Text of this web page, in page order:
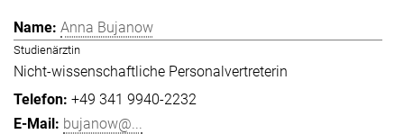
Anna Bujanow
Studienärztin
Nicht-wissenschaftliche Personalvertreterin
+49 341 9940-2232
bujanow@...